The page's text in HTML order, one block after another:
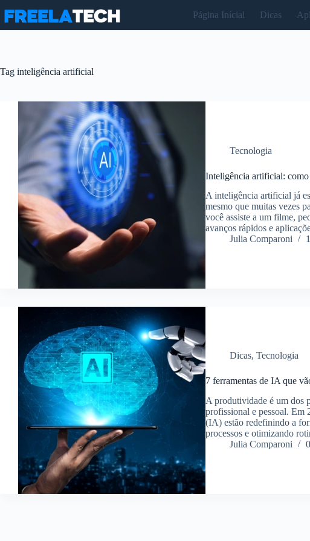
para
Página Inícial Dicas
Tag inteligência artificial
Tecnologia
Inteligência artificial: como
A inteligência artificial já
mesmo que muitas vezes
você assiste a um filme,
avanços rápidos e
Julia Comparoni
Dicas, Tecnologia
7 ferramentas de IA que
A produtividade é um dos
profissional e pessoal. Em
(IA) estão redefinindo a
processos e otimizando
Julia Comparoni